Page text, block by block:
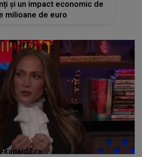
și un impact economic de
milioane de euro
kanald2.ro